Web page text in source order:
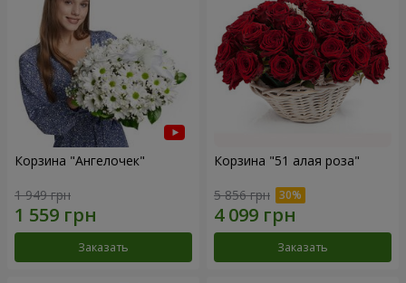
Корзина "Ангелочек"
1 949 грн
Заказать
Корзина "51 алая роза"
5 856 грн
Заказать